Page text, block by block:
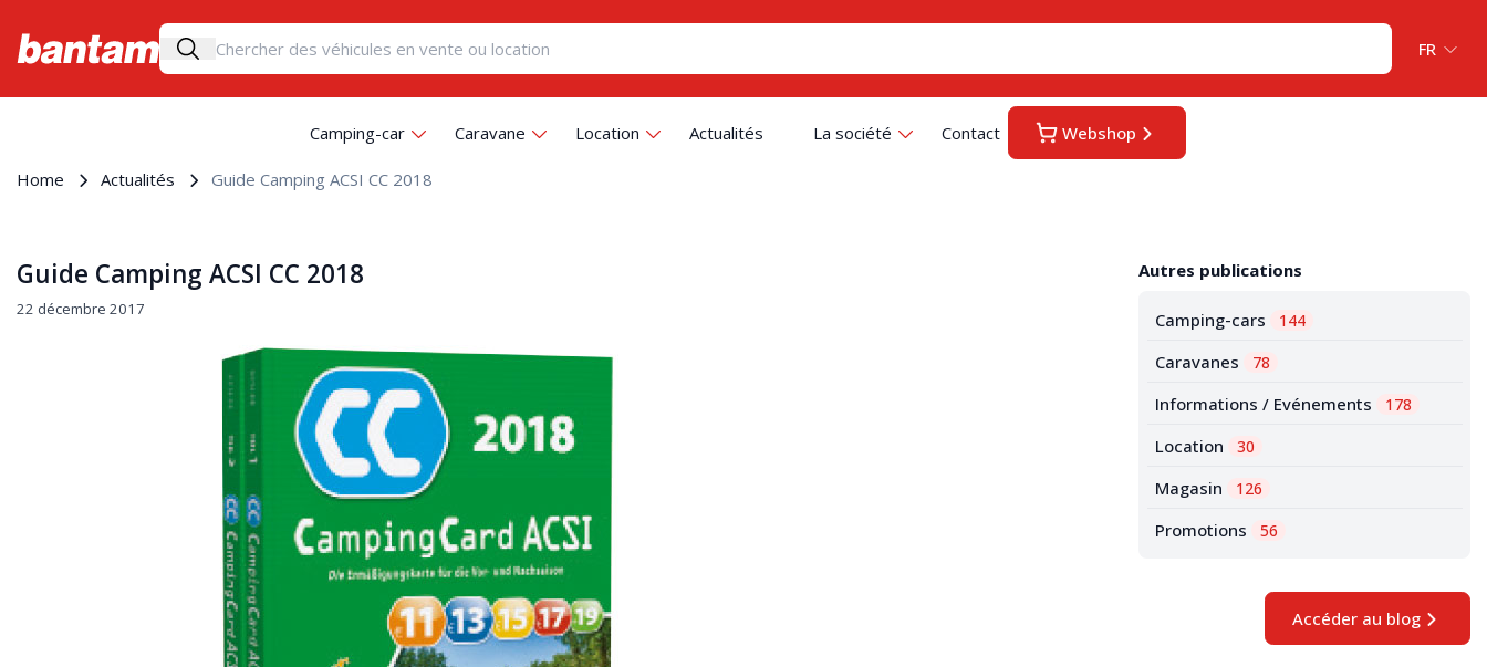
FR
Camping-car Caravane Location Actualités La société Contact Webshop
Home Actualités Guide Camping ACSI CC 2018
Guide Camping ACSI CC 2018
22 décembre 2017
Autres publications
Camping-cars 144
Caravanes 78
Informations / Evénements 178
Location 30
Magasin 126
Promotions 56
Accéder au blog